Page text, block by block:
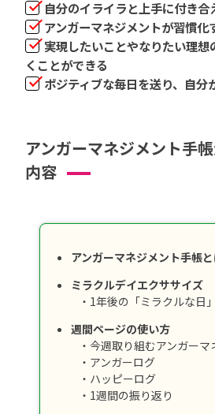
自分のイライラと上手に付き合
アンガーマネジメントが習慣化
実現したいことやなりたい理
くことができる
ポジティブな毎日を送り、自分
アンガーマネジメント手
内容
アンガーマネジメント手帳と
ミラクルデイエクササイズ
・1年後の「ミラクルな日
週間ページの使い方
・今週取り組むアンガーマ
・アンガーログ
・ハッピーログ
・1週間の振り返り